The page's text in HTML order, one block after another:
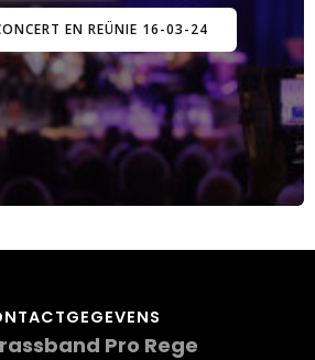
EN REÜNIE 16-03-24
Pro Rege